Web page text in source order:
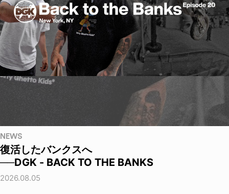
NEWS
復活したバンクスへ
──DGK - BACK TO THE BANKS
2026.08.05